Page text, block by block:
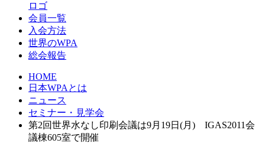
ロゴ
会員一覧
入会方法
世界のWPA
総会報告
HOME
日本WPAとは
ニュース
セミナー・見学会
第2回世界水なし印刷会議は9月19日(月) IGAS2011会
議棟605室で開催